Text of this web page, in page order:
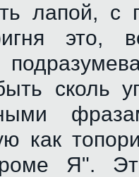
лапой, с
это,
сколь
как
Я".